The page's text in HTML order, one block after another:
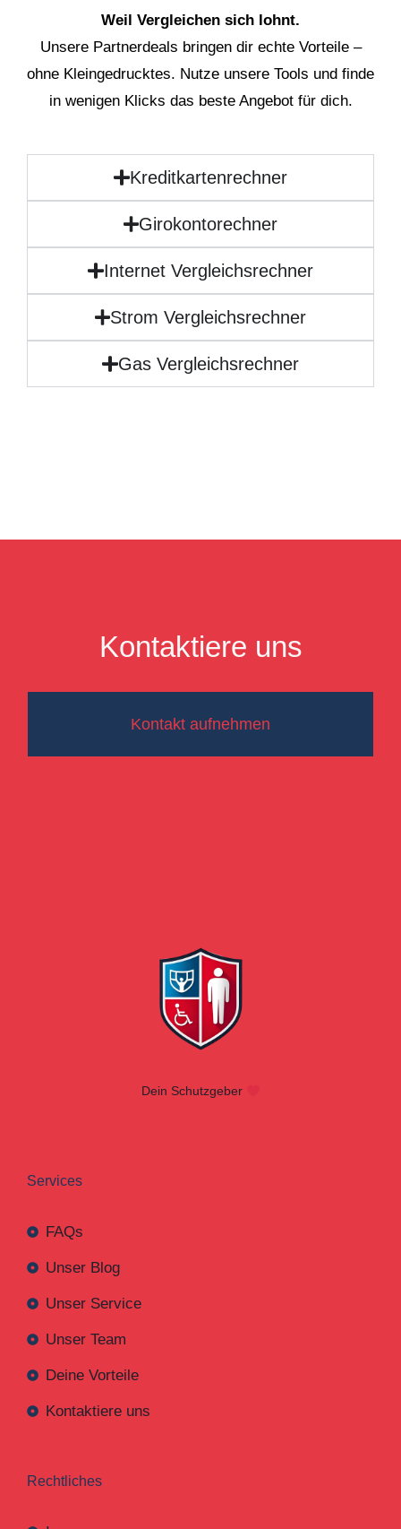
Weil Vergleichen sich lohnt.
Unsere Partnerdeals bringen dir echte Vorteile –
ohne Kleingedrucktes. Nutze unsere Tools und finde
in wenigen Klicks das beste Angebot für dich.
Kreditkartenrechner
Girokontorechner
Internet Vergleichsrechner
Strom Vergleichsrechner
Gas Vergleichsrechner
Kontaktiere uns
Kontakt aufnehmen
Dein Schutzgeber
Services
FAQs
Unser Blog
Unser Service
Unser Team
Deine Vorteile
Kontaktiere uns
Rechtliches